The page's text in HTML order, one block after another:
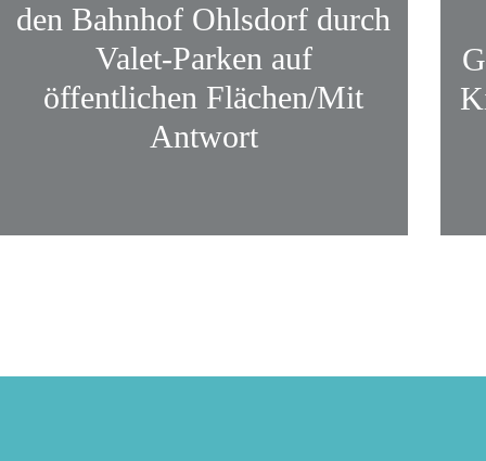
den Bahnhof Ohlsdorf durch
Valet-Parken auf
öffentlichen Flächen/Mit
Antwort